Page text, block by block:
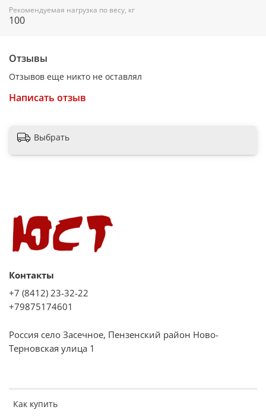
Рекомендуемая нагрузка по весу 100
Рекомендуемая нагрузка по весу, кг
100
Отзывы
Отзывов еще никто не оставлял
Написать отзыв
Выбрать
Как купить
Контакты
+7 (8412) 23-32-22
+79875174601
Россия село Засечное, Пензенский район Ново-
Терновская улица 1